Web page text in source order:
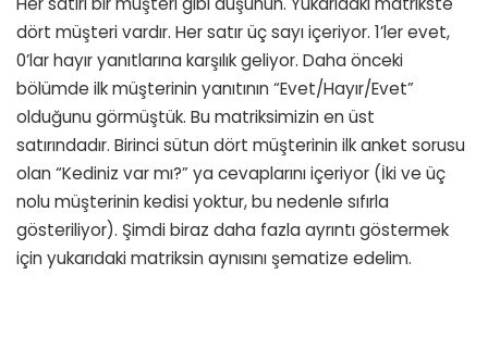
dört müşteri vardır. Her satır üç sayı içeriyor. 1’ler evet,
0’lar hayır yanıtlarına karşılık geliyor. Daha önceki
bölümde ilk müşterinin yanıtının “Evet/Hayır/Evet”
olduğunu görmüştük. Bu matriksimizin en üst
satırındadır. Birinci sütun dört müşterinin ilk anket sorusu
olan “Kediniz var mı?” ya cevaplarını içeriyor (İki ve üç
nolu müşterinin kedisi yoktur, bu nedenle sıfırla
gösteriliyor). Şimdi biraz daha fazla ayrıntı göstermek
için yukarıdaki matriksin aynısını şematize edelim.